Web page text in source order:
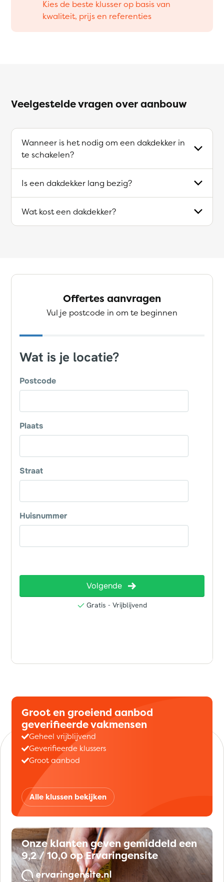
Kies de beste klusser op basis van
kwaliteit, prijs en referenties
Veelgestelde vragen over aanbouw
Wanneer is het nodig om een dakdekker in
te schakelen?
Is een dakdekker lang bezig?
Wat kost een dakdekker?
Offertes aanvragen
Vul je postcode in om te beginnen
Groot en groeiend aanbod
geverifieerde vakmensen
Geheel vrijblijvend
Geverifieerde klussers
Groot aanbod
Alle klussen bekijken
Onze klanten geven gemiddeld een
9,2 / 10,0 op Ervaringensite